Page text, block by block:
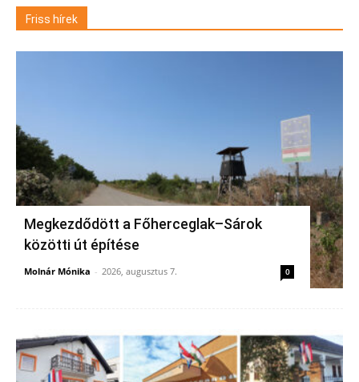
Friss hírek
Megkezdődött a Főherceglak–Sárok
közötti út építése
Molnár Mónika - 2026, augusztus 7. 0